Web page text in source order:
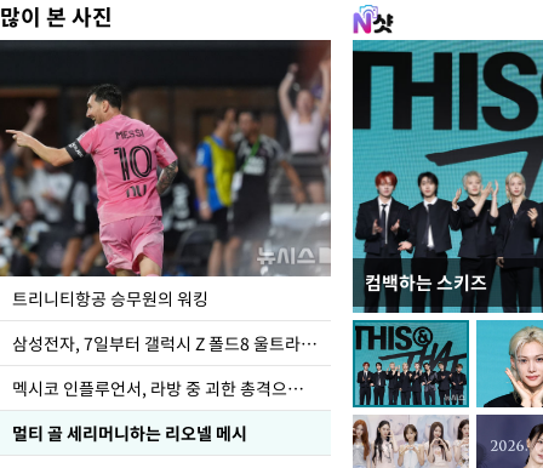
많이 본 사진
트리니티항공 승무원의 워킹
삼성전자, 7일부터 갤럭시 Z 폴드8 울트라·폴드8·플립8 출시
멕시코 인플루언서, 라방 중 괴한 총격으로 사망
멀티 골 세리머니하는 리오넬 메시
컴백하는 스키즈
입추 하루 앞둔 전남
폭염